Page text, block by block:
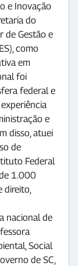
e Inovação
do
de Gestão e
como
em
foi
federal e
e
disso, atuei
de
Federal
1.000
direito,
nacional de
Social
de SC,